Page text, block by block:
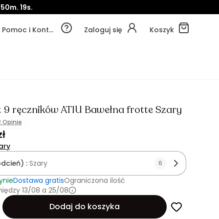
50m. 16s.
Pomoc i Kontakt Zaloguj się Koszyk
ręczników ATIU Bawełna frotte Szary
Opinie
: Szary 6
Dostawa gratisOgraniczona ilość
13/08 a 25/08
Dodaj do koszyka